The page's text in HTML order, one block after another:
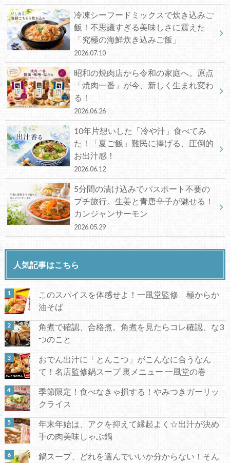
冷凍シーフードミックスで炊き込みご
飯！不思議すぎる美味しさに震えた
「究極の海鮮炊き込みご飯」
2026.07.10
昭和の焼肉店から令和の家庭へ。原点
「焼肉一番」が今、新しく生まれ変わ
る！
2026.06.26
10年片想いした「冷や汁」食べてみ
た！「夏ご飯」難民に捧げる、圧倒的
お出汁感！
2026.06.12
5分間の漬け込みでパスポート不要の
プチ旅行。生姜と青唐辛子が魅せる！
カンジャンサーモン
2026.05.29
人気記事はこちら
このスパイスを体感せよ！一風堂監修 極からか
油そば
角煮で確認、合格煮。角煮を見たらコレ確認、な3
つのこと
おでん出汁に「とんこつ」がこんなに合うなん
て！名店監修鍋スープ 裏メニュー 一風堂の巻
季節限定！食べなきゃ損する！やみつきガーリッ
クライス
年末年始は、アクを抑えて縁起よく☆出汁が決め
手の肉美味しゃぶ鍋
鍋スープ、どれを選んでいいか分からない！そん